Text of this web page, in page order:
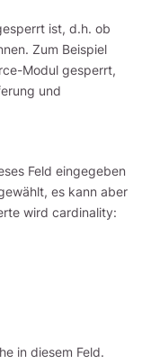
ist, d.h. ob
Zum Beispiel
Modul gesperrt,
und
Feld eingegeben
es kann aber
wird cardinality:
in diesem Feld.